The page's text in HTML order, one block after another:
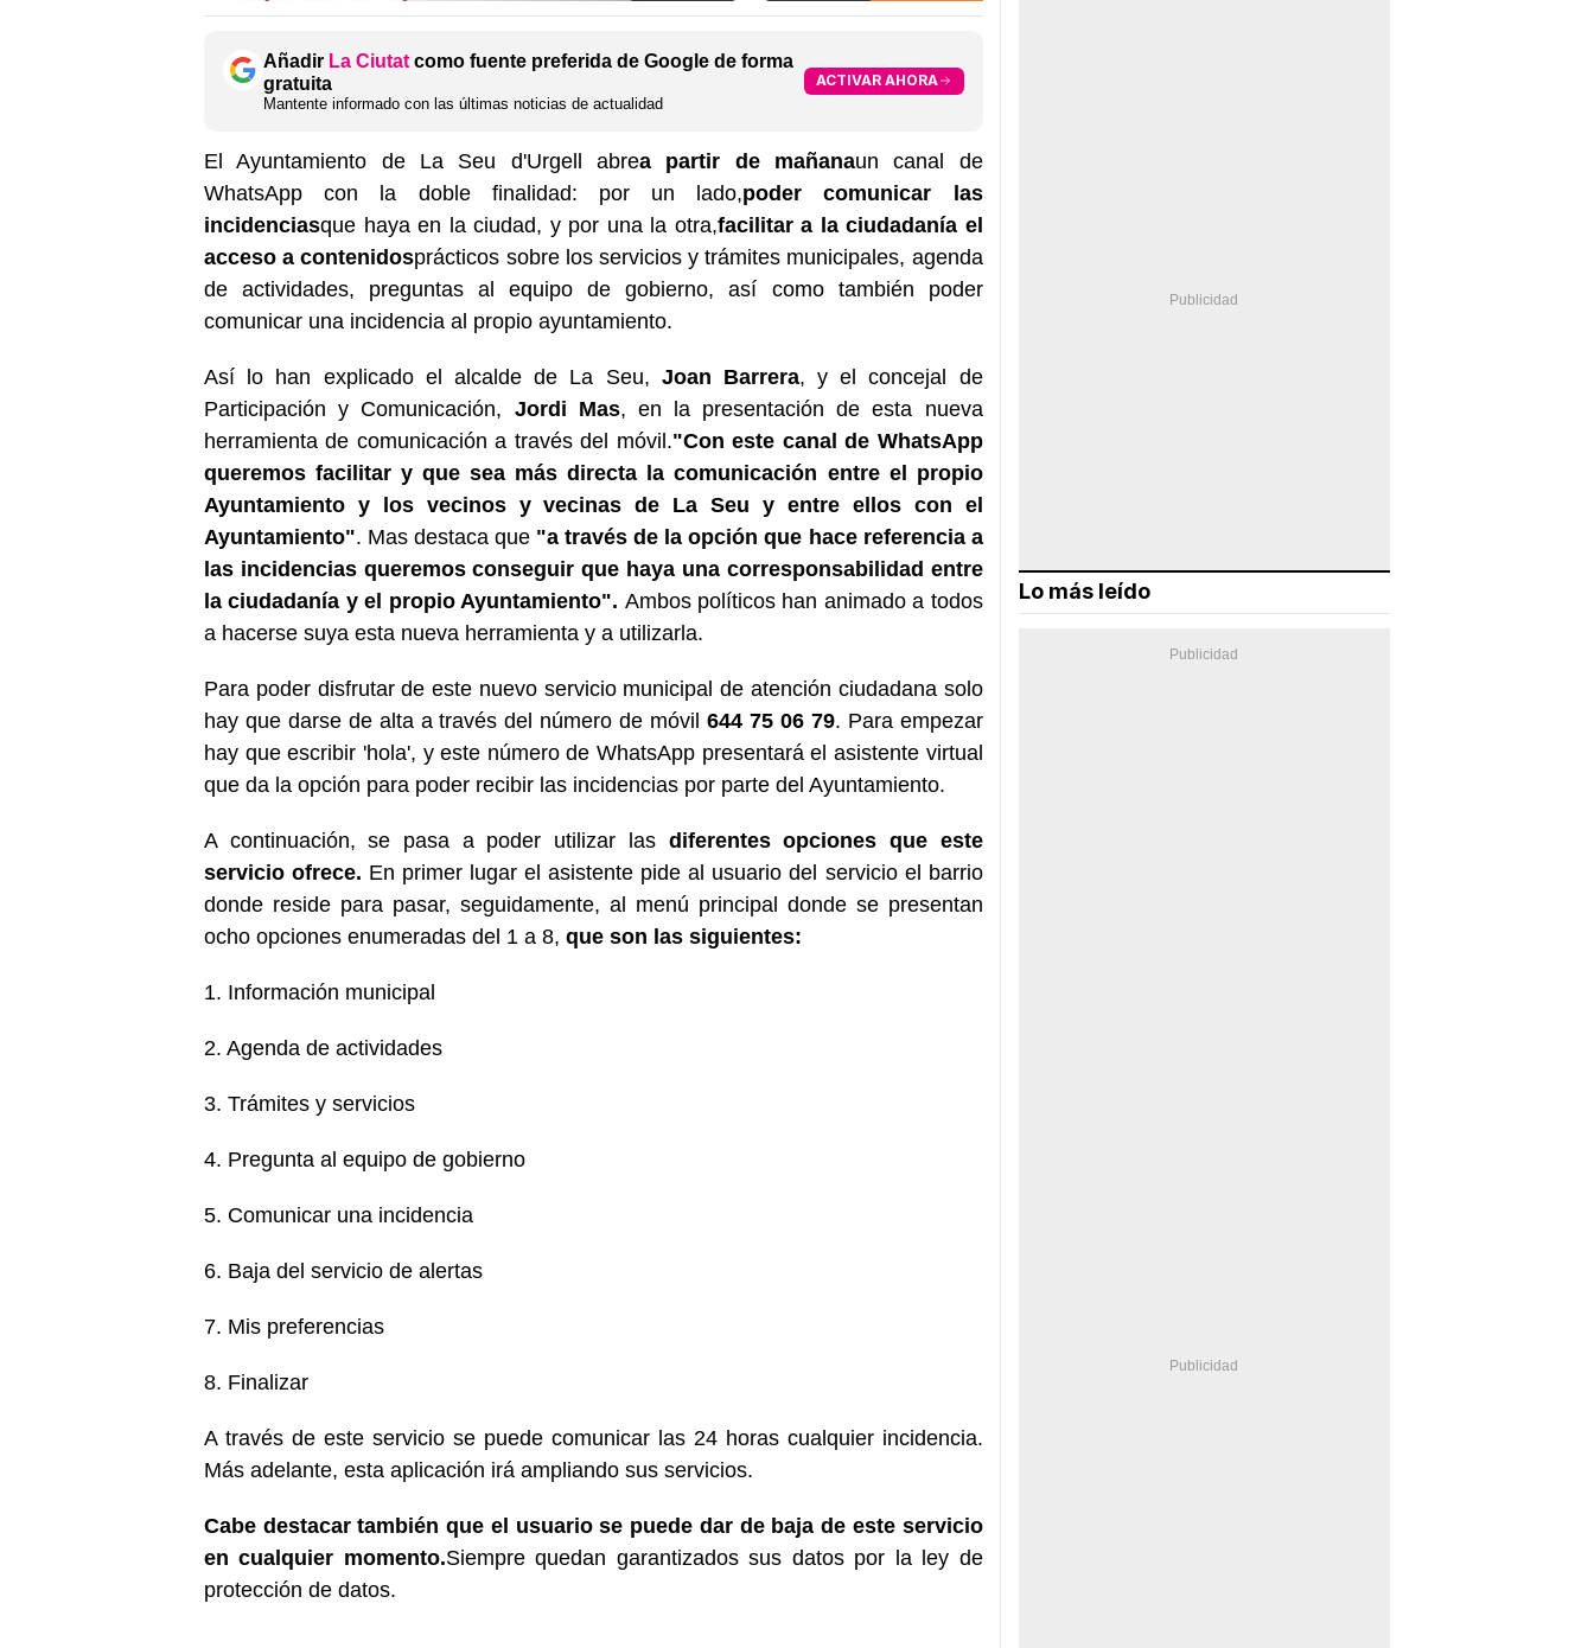
Añadir La Ciutat como fuente preferida de Google de forma
gratuita
Mantente informado con las últimas noticias de actualidad
ACTIVAR AHORA
El Ayuntamiento de La Seu d'Urgell abrea partir de mañanaun canal de
WhatsApp con la doble finalidad: por un lado,poder comunicar las
incidenciasque haya en la ciudad, y por una la otra,facilitar a la ciudadanía el
acceso a contenidosprácticos sobre los servicios y trámites municipales, agenda
de actividades, preguntas al equipo de gobierno, así como también poder
comunicar una incidencia al propio ayuntamiento.
Así lo han explicado el alcalde de La Seu, Joan Barrera, y el concejal de
Participación y Comunicación, Jordi Mas, en la presentación de esta nueva
herramienta de comunicación a través del móvil."Con este canal de WhatsApp
queremos facilitar y que sea más directa la comunicación entre el propio
Ayuntamiento y los vecinos y vecinas de La Seu y entre ellos con el
Ayuntamiento". Mas destaca que "a través de la opción que hace referencia a
las incidencias queremos conseguir que haya una corresponsabilidad entre
la ciudadanía y el propio Ayuntamiento". Ambos políticos han animado a todos
a hacerse suya esta nueva herramienta y a utilizarla.
Para poder disfrutar de este nuevo servicio municipal de atención ciudadana solo
hay que darse de alta a través del número de móvil644 75 06 79. Para empezar
hay que escribir 'hola', y este número de WhatsApp presentará el asistente virtual
que da la opción para poder recibir las incidencias por parte del Ayuntamiento.
A continuación, se pasa a poder utilizar las diferentes opciones que este
servicio ofrece. En primer lugar el asistente pide al usuario del servicio el barrio
donde reside para pasar, seguidamente, al menú principal donde se presentan
ocho opciones enumeradas del 1 a 8, que son las siguientes:
1. Información municipal
2. Agenda de actividades
3. Trámites y servicios
4. Pregunta al equipo de gobierno
5. Comunicar una incidencia
6. Baja del servicio de alertas
7. Mis preferencias
8. Finalizar
A través de este servicio se puede comunicar las 24 horas cualquier incidencia.
Más adelante, esta aplicación irá ampliando sus servicios.
Cabe destacar también que el usuario se puede dar de baja de este servicio
en cualquier momento.Siempre quedan garantizados sus datos por la ley de
protección de datos.
Lo más leído